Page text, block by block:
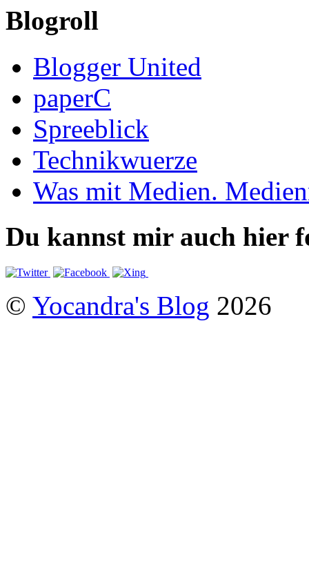
Blogroll
Blogger United
paperC
Spreeblick
Technikwuerze
Was mit Medien.
Du kannst mir auch hier
© Yocandra's Blog 2026